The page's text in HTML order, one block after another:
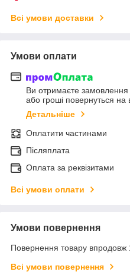
Всі умови доставки
Умови оплати
Ви отримаєте замовлення
або гроші повернуться на
Детальніше
Оплатити частинами
Післяплата
Оплата за реквізитами
Всі умови оплати
Умови повернення
Повернення товару впродовж
Всі умови повернення